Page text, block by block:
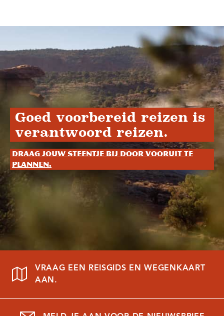
Goed voorbereid reizen is
verantwoord reizen.
Draag jouw steentje bij door vooruit te
plannen.
VRAAG EEN REISGIDS EN WEGENKAART
AAN.